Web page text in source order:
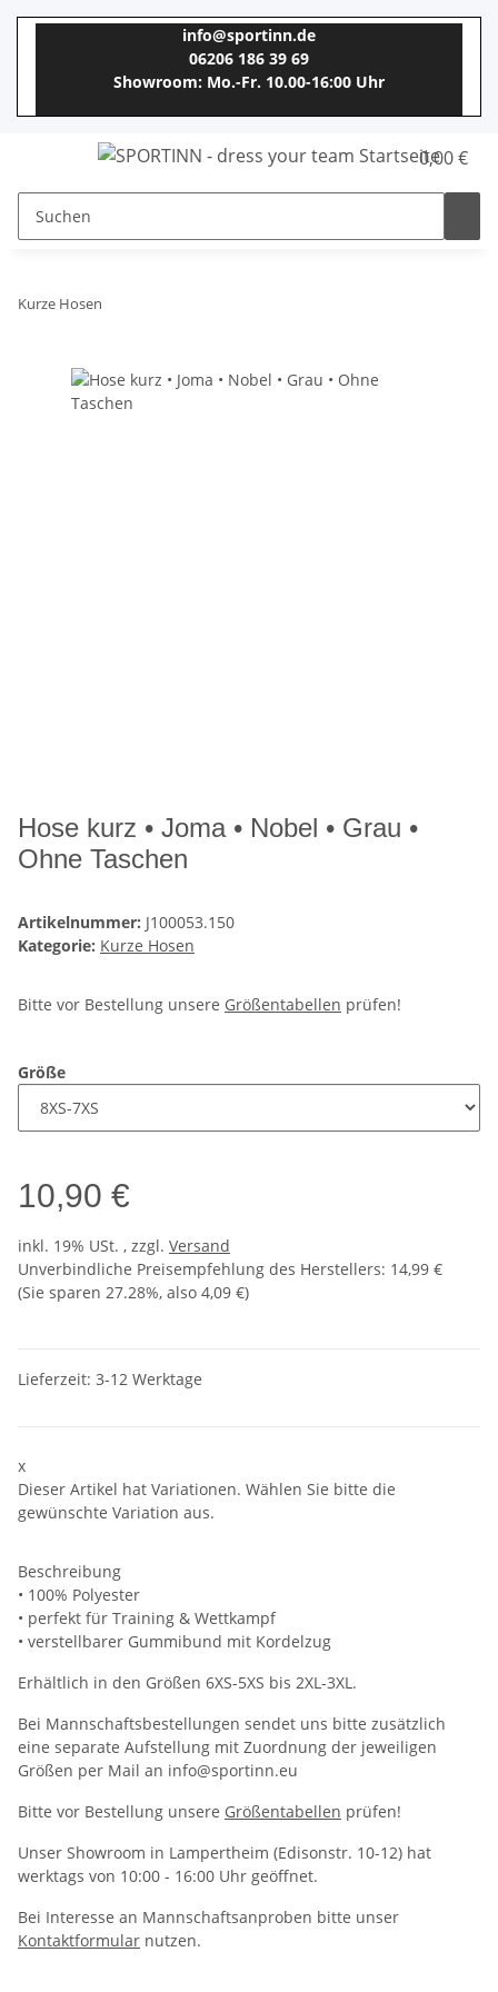
info@sportinn.de
06206 186 39 69
Showroom: Mo.-Fr. 10.00-16:00 Uhr
0,00 €
Kurze Hosen
Hose kurz • Joma • Nobel • Grau •
Ohne Taschen
Artikelnummer: J100053.150
Kategorie: Kurze Hosen
Bitte vor Bestellung unsere Größentabellen prüfen!
Größe
10,90 €
inkl. 19% USt. , zzgl. Versand
Unverbindliche Preisempfehlung des Herstellers: 14,99 €
(Sie sparen 27.28%, also 4,09 €)
Lieferzeit: 3-12 Werktage
x
Dieser Artikel hat Variationen. Wählen Sie bitte die
gewünschte Variation aus.
Beschreibung
• 100% Polyester
• perfekt für Training & Wettkampf
• verstellbarer Gummibund mit Kordelzug
Erhältlich in den Größen 6XS-5XS bis 2XL-3XL.
Bei Mannschaftsbestellungen sendet uns bitte zusätzlich
eine separate Aufstellung mit Zuordnung der jeweiligen
Größen per Mail an info@sportinn.eu
Bitte vor Bestellung unsere Größentabellen prüfen!
Unser Showroom in Lampertheim (Edisonstr. 10-12) hat
werktags von 10:00 - 16:00 Uhr geöffnet.
Bei Interesse an Mannschaftsanproben bitte unser
Kontaktformular nutzen.